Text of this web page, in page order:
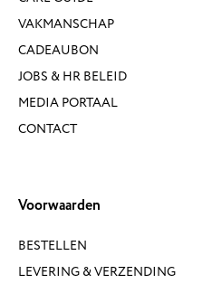
VAKMANSCHAP
CADEAUBON
JOBS & HR BELEID
MEDIA PORTAAL
CONTACT
Voorwaarden
BESTELLEN
LEVERING & VERZENDING